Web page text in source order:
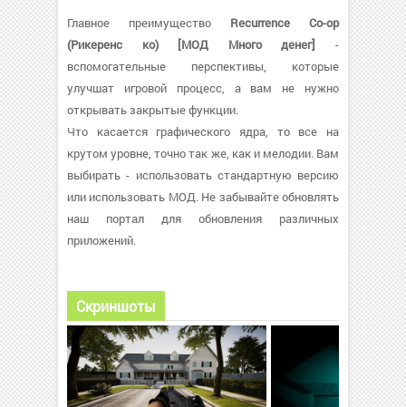
Главное преимущество Recurrence Co-op
(Рикеренс ко) [МОД Много денег] -
вспомогательные перспективы, которые
улучшат игровой процесс, а вам не нужно
открывать закрытые функции.
Что касается графического ядра, то все на
крутом уровне, точно так же, как и мелодии. Вам
выбирать - использовать стандартную версию
или использовать МОД. Не забывайте обновлять
наш портал для обновления различных
приложений.
Скриншоты